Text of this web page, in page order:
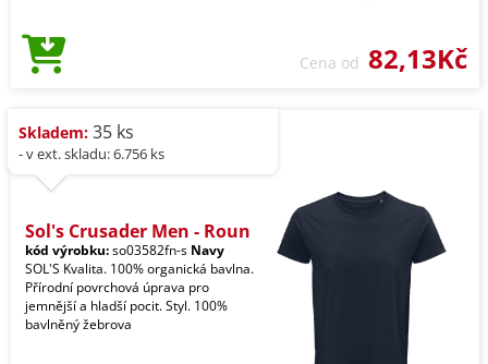
Cena od 82,13Kč
Skladem: 35 ks
- v ext. skladu: 6.756 ks
Sol's Crusader Men - Roun
kód výrobku:so03582fn-s Navy
SOL'S Kvalita. 100% organická bavlna.
Přírodní povrchová úprava pro
jemnější a hladší pocit. Styl. 100%
bavlněný žebrova